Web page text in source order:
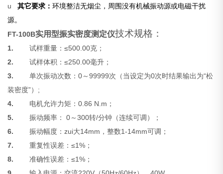
u其它要求：环境整洁无烟尘，周围没有机械振动源或电磁干扰
源。
FT-100B实用型振实密度测定仪技术规格：
1.试样重量：≤500.00克；
2.试样体积：≤250.00毫升；
3.单次振动次数：0～99999次（当设定为0次时结果输出为“松
装密度”）;
4. 电机允许力矩：0.86 N.m；
5.振动频率： 0～300转/分钟（连续可调）；
6.振动幅度：zui大14mm，整数1-14mm可调；
7.重复性误差：≤1%；
8.准确性误差：≤1%；